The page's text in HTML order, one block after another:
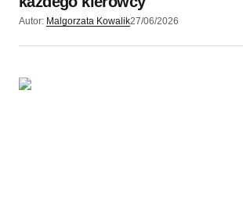
Autor: Malgorzata Kowalik27/06/2026